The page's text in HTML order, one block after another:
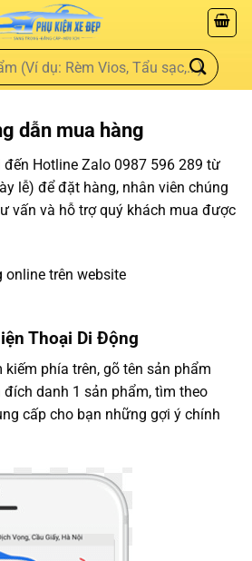
dẫn mua hàng
đến Hotline Zalo 0987 596 289 từ
lễ) để đặt hàng, nhân viên chúng
vấn và hỗ trợ quý khách mua được
online trên website
Thoại Di Động
phía trên, gõ tên sản phẩm
danh 1 sản phẩm, tìm theo
cấp cho bạn những gợi ý chính